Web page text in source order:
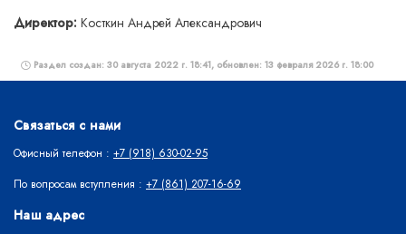
Директор: Косткин Андрей Александрович
Раздел создан: 30 августа 2022 г. 18:41, обновлен: 13 февраля 2026 г. 18:00
Связаться с нами
Офисный телефон : +7 (918) 630-02-95
По вопросам вступления : +7 (861) 207-16-69
Наш адрес